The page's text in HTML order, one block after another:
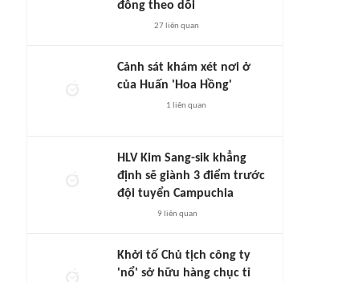
đông theo dõi
27liên quan
Cảnh sát khám xét nơi ở
của Huấn 'Hoa Hồng'
1 liên quan
HLV Kim Sang-sik khẳng
định sẽ giành 3 điểm trước
đội tuyển Campuchia
9 liên quan
Khởi tố Chủ tịch công ty
'nổ' sở hữu hàng chục tỉ